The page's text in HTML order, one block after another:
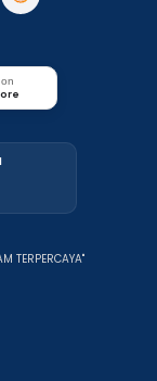
TERPERCAYA"